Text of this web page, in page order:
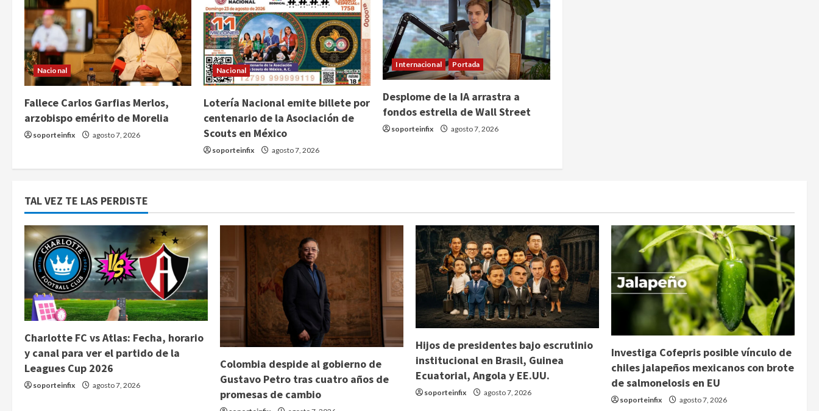
Nacional
Fallece Carlos Garfias Merlos,
arzobispo emérito de Morelia
soporteinfix agosto 7, 2026
Nacional
Lotería Nacional emite billete por
centenario de la Asociación de
Scouts en México
soporteinfix agosto 7, 2026
Internacional Portada
Desplome de la IA arrastra a
fondos estrella de Wall Street
soporteinfix agosto 7, 2026
TAL VEZ TE LAS PERDISTE
Charlotte FC vs Atlas: Fecha, horario
y canal para ver el partido de la
Leagues Cup 2026
soporteinfix agosto 7, 2026
Colombia despide al gobierno de
Gustavo Petro tras cuatro años de
promesas de cambio
Hijos de presidentes bajo escrutinio
institucional en Brasil, Guinea
Ecuatorial, Angola y EE.UU.
soporteinfix agosto 7, 2026
Investiga Cofepris posible vínculo de
chiles jalapeños mexicanos con brote
de salmonelosis en EU
soporteinfix agosto 7, 2026